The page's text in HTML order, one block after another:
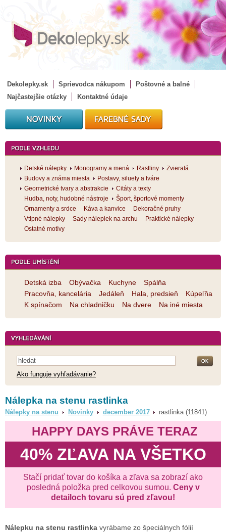
Dekolepky.sk Sprievodca nákupom
Poštovné a balné
Najčastejšie otázky
Kontaktné údaje
Detské nálepky Monogramy a mená Rastliny
Zvieratá
Budovy a známa miesta
Postavy, siluety a tváre
Geometrické tvary a abstrakcie
Citáty a texty
Hudba, noty, hudobné nástroje
Šport, športové momenty
Ornamenty a srdce
Káva a kanvice
Dekoračné pruhy
Vtipné nálepky
Sady nálepiek na archu
Praktické nálepky
Ostatné motívy
Detská izba Obývačka Kuchyne
Spálňa
Pracovňa, kancelária
Jedáleň Hala, predsieň
Kúpeľňa
K spínačom
Na chladničku Na dvere Na iné miesta
Ako funguje vyhľadávanie?
Nálepka na stenu rastlinka
Nálepky na stenu Novinky december 2017 rastlinka (11841)
HAPPY DAYS PRÁVE TERAZ
40% ZĽAVA NA VŠETKO
Stačí pridať tovar do košíka a zľava sa zobrazí ako
posledná položka pred celkovou sumou. Ceny v
detailoch tovaru sú pred zľavou!
Nálepku na stenu rastlinka vyrábame zo špeciálnych fólií